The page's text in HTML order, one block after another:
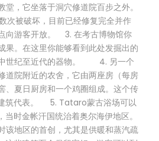
，它坐落于洞穴修道院百步之外。
次被破坏，目前已经修复完全并作
向游客开放。 3. 在考古博物馆你
果。在这里你能够看到此处发掘出的
中世纪至近代的器物。 4. 另一个
道院附近的农舍，它由两座房（每房
、夏日厨房和一个鸡圈组成。这个传
筑代表。 5. Tataro蒙古浴场可以
时金帐汗国统治着奥尔海伊地区。
该地区的首创，尤其是供暖和蒸汽疏